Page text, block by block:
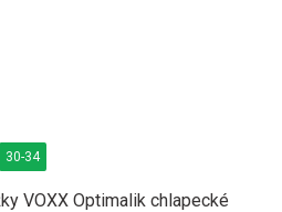
VOXX Optimalik chlapecké
30-34